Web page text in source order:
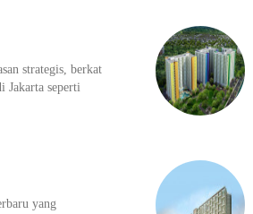
strategis, berkat
Jakarta seperti
yang